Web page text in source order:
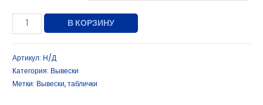
В КОРЗИНУ
Артикул: Н/Д
Категория: Вывески
Метки: Вывески,таблички